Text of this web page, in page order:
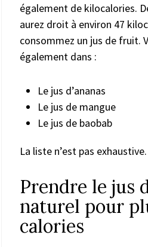
également de kilocalories.
aurez droit à environ 47
consommez un jus de fruit.
également dans :
Le jus d’ananas
Le jus de mangue
Le jus de baobab
La liste n’est pas exhaustive.
Prendre le jus
naturel pour
calories